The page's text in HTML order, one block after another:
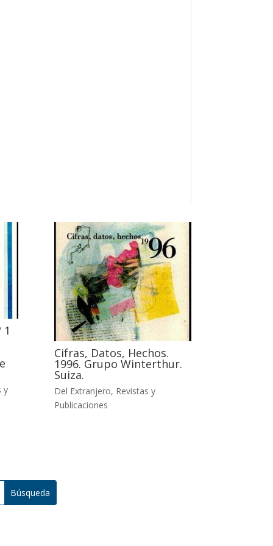
y
Cifras, Datos, Hechos.
1996. Grupo Winterthur.
Suiza.
Del Extranjero, Revistas y
Publicaciones